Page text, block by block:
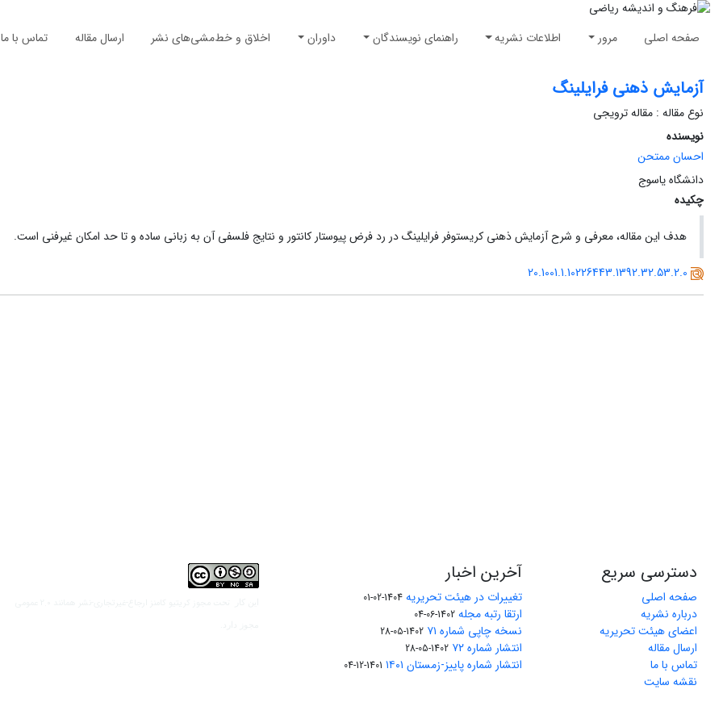
صفحه اصلی مرور اطلاعات نشریه راهنمای نویسندگان داوران اخلاق و خط‌مشی‌های نشر ارسال مقاله تماس با ما
آزمایش ذهنی فرایلینگ
نوع مقاله : مقاله ترویجی
نویسنده
احسان ممتحن
دانشگاه یاسوج
چکیده
هدف این مقاله، معرفی و شرح آزمایش ذهنی کریستوفر فرایلینگ در رد فرض پیوستار کانتور و نتایج فلسفی آن به زبانی ساده و تا حد امکان غیرفنی است.
20.1001.1.10226443.1392.32.53.2.0
دسترسی سریع
صفحه اصلی
درباره نشریه
اعضای هیئت تحریریه
ارسال مقاله
تماس با ما
نقشه سایت
آخرین اخبار
تغییرات در هیئت تحریریه 1404-02-01
ارتقا رتبه مجله 1402-06-04
نسخه چاپی شماره ۷۱ 1402-05-28
انتشار شماره ۷۲ 1402-05-28
انتشار شماره پاییز-زمستان ۱۴۰۱ 1401-12-04